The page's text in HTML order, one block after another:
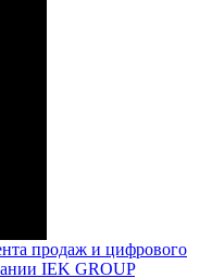
продаж и цифрового
IEK GROUP